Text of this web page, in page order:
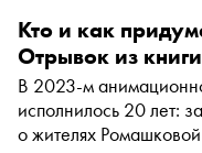
Кто и как
Отрывок из книги
В 2023-м
исполнилось 20 лет:
о жителях